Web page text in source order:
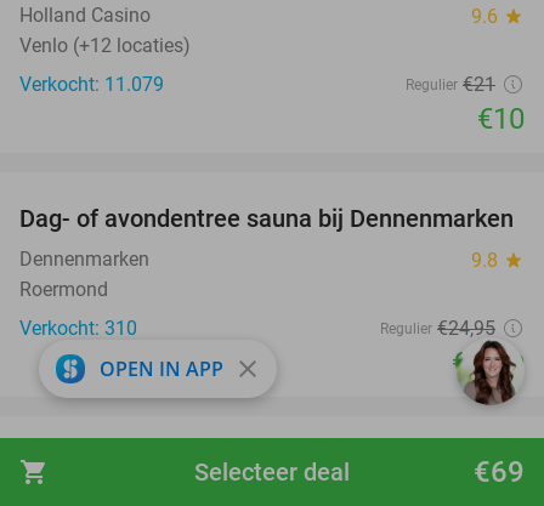
shopping_cart €69
Selecteer deal
Holland Casino 9.6 star
Venlo (+12 locaties)
Verkocht: 11.079
Regulier €21
€10
26%
Dag- of avondentree sauna bij Dennenmarken
Dennenmarken 9.8 star
Roermond
Verkocht: 310
Regulier €24,95
€18,50
24%
favorite_border
Dagentree voor WILDLANDS Adventure Zoo
OPEN IN APP close